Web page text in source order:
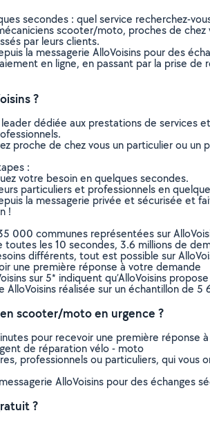
secondes : quel service recherchez-
scooter/moto, proches de
par leurs clients.
la messagerie AlloVoisins pour des
en ligne, en passant par la prise
?
leader dédiée aux prestations de
proche de chez vous un particulier ou
:
votre besoin en quelques secondes.
particuliers et professionnels en
la messagerie privée et sécurisée et
!
000 communes représentées sur
les 10 secondes, 3.6 millions de
différents, tout est possible sur
une première réponse à votre demande
sur 5* indiquent qu’AlloVoisins
AlloVoisins réalisée sur un échantillon de
scooter/moto en urgence ?
pour recevoir une première
de réparation vélo - moto
professionnels ou particuliers, qui
AlloVoisins pour des échanges
?